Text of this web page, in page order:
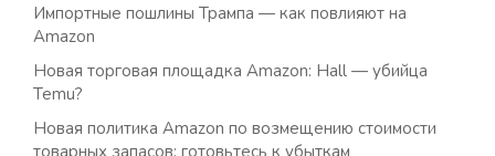
Импортные пошлины Трампа — как повлияют на
Amazon
Новая торговая площадка Amazon: Hall — убийца
Temu?
Новая политика Amazon по возмещению стоимости
товарных запасов: готовьтесь к убыткам